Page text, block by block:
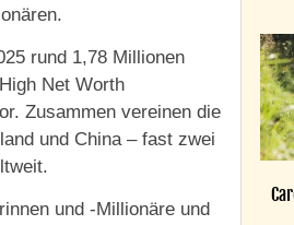
rund 1,78 Millionen
Net Worth
Zusammen vereinen die
und China – fast zwei
und -Millionäre und